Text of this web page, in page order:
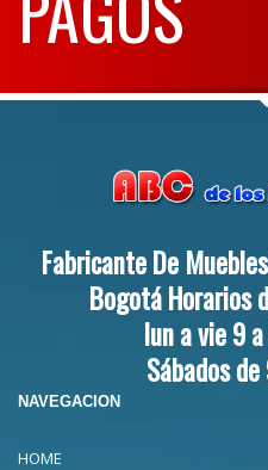
Fabricante De
Bogotá Horarios
lun a vie 9
Sábados
NAVEGACION
HOME